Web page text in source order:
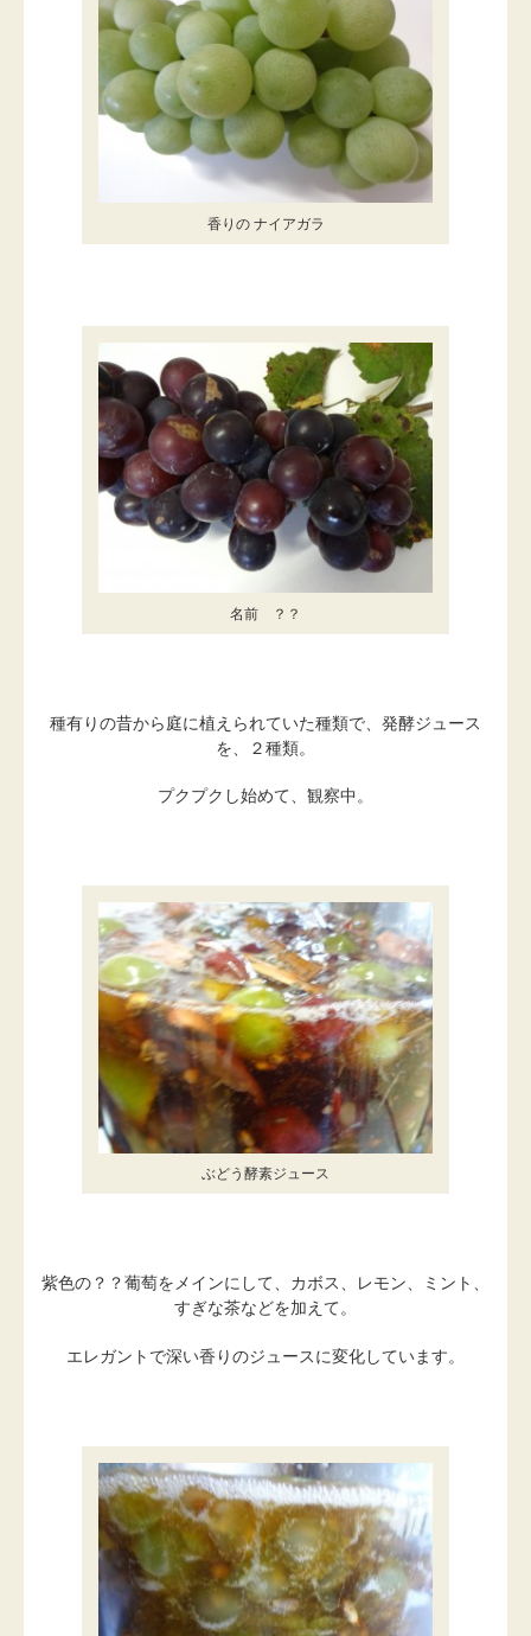
香りの ナイアガラ
名前 ？？
種有りの昔から庭に植えられていた種類で、発酵ジュース
を、２種類。
プクプクし始めて、観察中。
ぶどう酵素ジュース
紫色の？？葡萄をメインにして、カボス、レモン、ミント、
すぎな茶などを加えて。
エレガントで深い香りのジュースに変化しています。